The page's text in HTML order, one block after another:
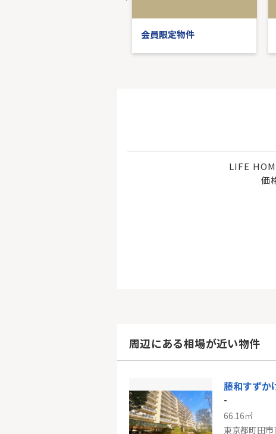
会員限定物件
LIFE
価
周辺にある相場が近い物件
藤和すずか
-
66.16㎡
東京都町田